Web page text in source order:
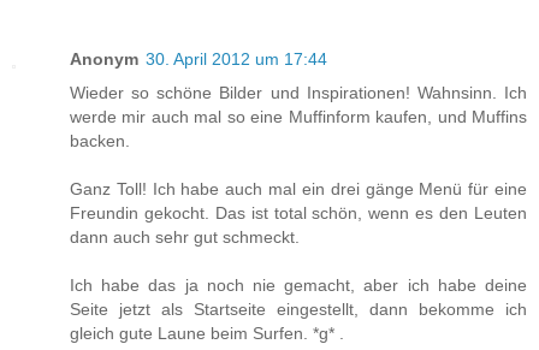
Anonym 30. April 2012 um 17:44
Wieder so schöne Bilder und Inspirationen! Wahnsinn. Ich
werde mir auch mal so eine Muffinform kaufen, und Muffins
backen.
Ganz Toll! Ich habe auch mal ein drei gänge Menü für eine
Freundin gekocht. Das ist total schön, wenn es den Leuten
dann auch sehr gut schmeckt.
Ich habe das ja noch nie gemacht, aber ich habe deine
Seite jetzt als Startseite eingestellt, dann bekomme ich
gleich gute Laune beim Surfen. *g* .